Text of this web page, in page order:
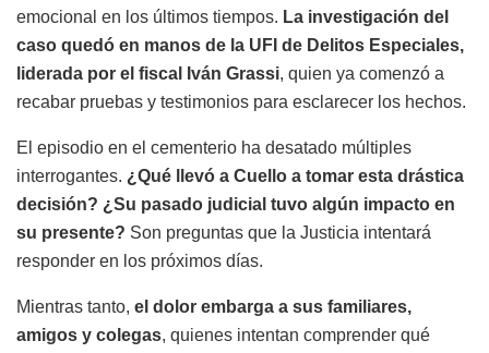
emocional en los últimos tiempos. La investigación del
caso quedó en manos de la UFI de Delitos Especiales,
liderada por el fiscal Iván Grassi, quien ya comenzó a
recabar pruebas y testimonios para esclarecer los hechos.
El episodio en el cementerio ha desatado múltiples
interrogantes. ¿Qué llevó a Cuello a tomar esta drástica
decisión? ¿Su pasado judicial tuvo algún impacto en
su presente? Son preguntas que la Justicia intentará
responder en los próximos días.
Mientras tanto, el dolor embarga a sus familiares,
amigos y colegas, quienes intentan comprender qué